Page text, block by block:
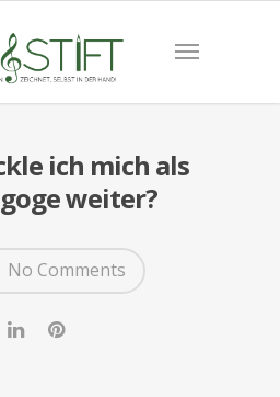
ich mich als
weiter?
No Comments